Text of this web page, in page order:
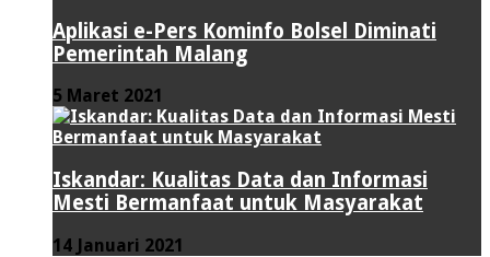
Aplikasi e-Pers Kominfo Bolsel Diminati
Pemerintah Malang
5 Maret 2021
Iskandar: Kualitas Data dan Informasi
Mesti Bermanfaat untuk Masyarakat
14 Januari 2021